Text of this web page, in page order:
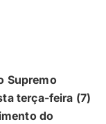
Supremo
terça-feira (7)
do